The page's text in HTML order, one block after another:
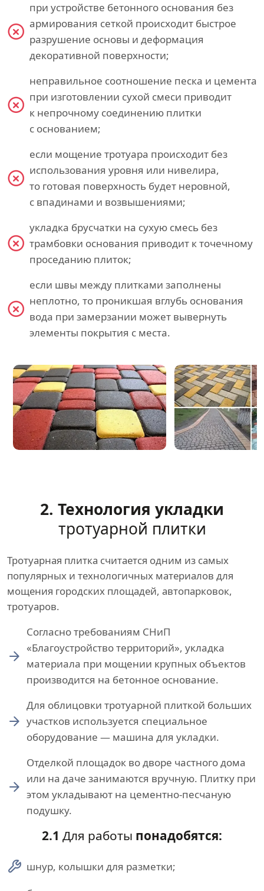
при устройстве бетонного основания без
армирования сеткой происходит быстрое
разрушение основы и деформация
декоративной поверхности;
неправильное соотношение песка и цемента
при изготовлении сухой смеси приводит
к непрочному соединению плитки
с основанием;
если мощение тротуара происходит без
использования уровня или нивелира,
то готовая поверхность будет неровной,
с впадинами и возвышениями;
укладка брусчатки на сухую смесь без
трамбовки основания приводит к точечному
проседанию плиток;
если швы между плитками заполнены
неплотно, то проникшая вглубь основания
вода при замерзании может вывернуть
элементы покрытия с места.
2. Технология укладки
тротуарной плитки
Тротуарная плитка считается одним из самых
популярных и технологичных материалов для
мощения городских площадей, автопарковок,
тротуаров.
Согласно требованиям СНиП
«Благоустройство территорий», укладка
материала при мощении крупных объектов
производится на бетонное основание.
Для облицовки тротуарной плиткой больших
участков используется специальное
оборудование — машина для укладки.
Отделкой площадок во дворе частного дома
или на даче занимаются вручную. Плитку при
этом укладывают на цементно-песчаную
подушку.
2.1 Для работы понадобятся:
шнур, колышки для разметки;